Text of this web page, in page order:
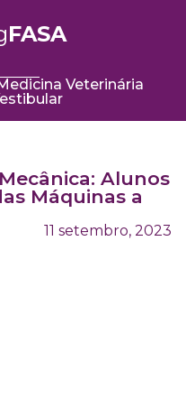
FASA
Veterinária
Alunos
Máquinas a
11 setembro, 2023